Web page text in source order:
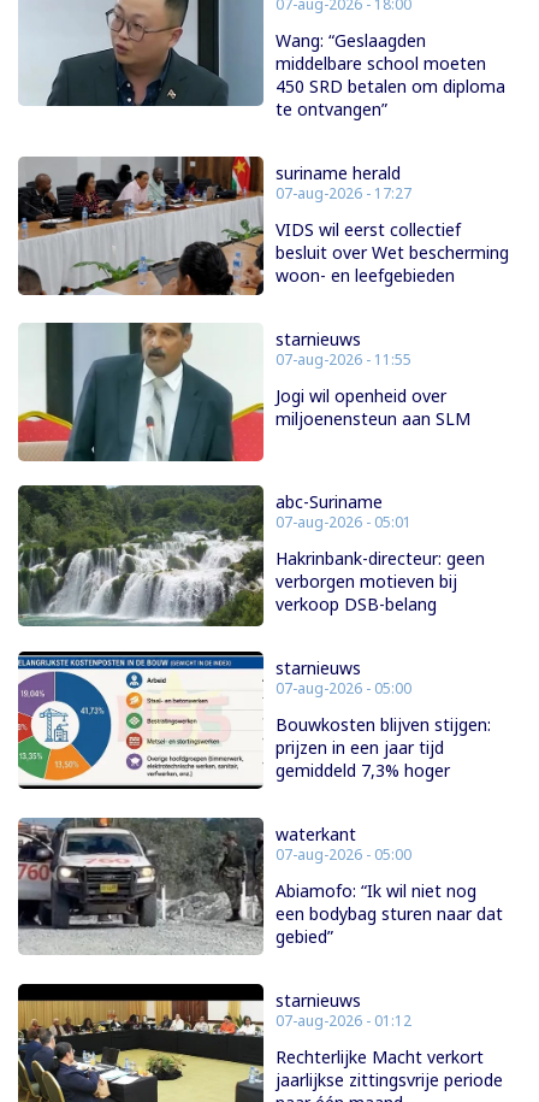
07-aug-2026 - 18:00
Wang: “Geslaagden
middelbare school moeten
450 SRD betalen om diploma
te ontvangen”
suriname herald
07-aug-2026 - 17:27
VIDS wil eerst collectief
besluit over Wet bescherming
woon- en leefgebieden
starnieuws
07-aug-2026 - 11:55
Jogi wil openheid over
miljoenensteun aan SLM
abc-Suriname
07-aug-2026 - 05:01
Hakrinbank-directeur: geen
verborgen motieven bij
verkoop DSB-belang
starnieuws
07-aug-2026 - 05:00
Bouwkosten blijven stijgen:
prijzen in een jaar tijd
gemiddeld 7,3% hoger
waterkant
07-aug-2026 - 05:00
Abiamofo: “Ik wil niet nog
een bodybag sturen naar dat
gebied”
starnieuws
07-aug-2026 - 01:12
Rechterlijke Macht verkort
jaarlijkse zittingsvrije periode